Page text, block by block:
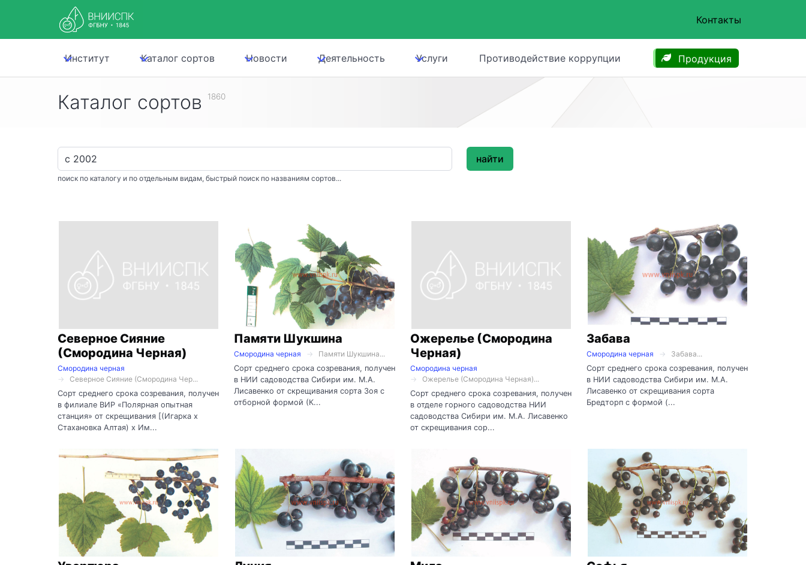
Контакты
Институт Каталог сортов Новости Деятельность Услуги Противодействие коррупции Продукция
Каталог сортов 1860
поиск по каталогу и по отдельным видам, быстрый поиск по названиям сортов...
найти
Северное Сияние
(Смородина Черная)
Смородина черная
Северное Сияние (Смородина Чер...
Сорт среднего срока созревания, получен
в филиале ВИР «Полярная опытная
станция» от скрещивания [(Игарка х
Стахановка Алтая) х Им...
Памяти Шукшина
Смородина черная
Памяти Шукшина...
Сорт среднего срока созревания, получен
в НИИ садоводства Сибири им. М.А.
Лисавенко от скрещивания сорта Зоя с
отборной формой (К...
Ожерелье (Смородина
Черная)
Смородина черная
Ожерелье (Смородина Черная)...
Сорт среднего срока созревания, получен
в отделе горного садоводства НИИ
садоводства Сибири им. М.А. Лисавенко
от скрещивания сор...
Забава
Смородина черная
Забава...
Сорт среднего срока созревания, получен
в НИИ садоводства Сибири им. М.А.
Лисавенко от скрещивания сорта
Бредторп с формой (...